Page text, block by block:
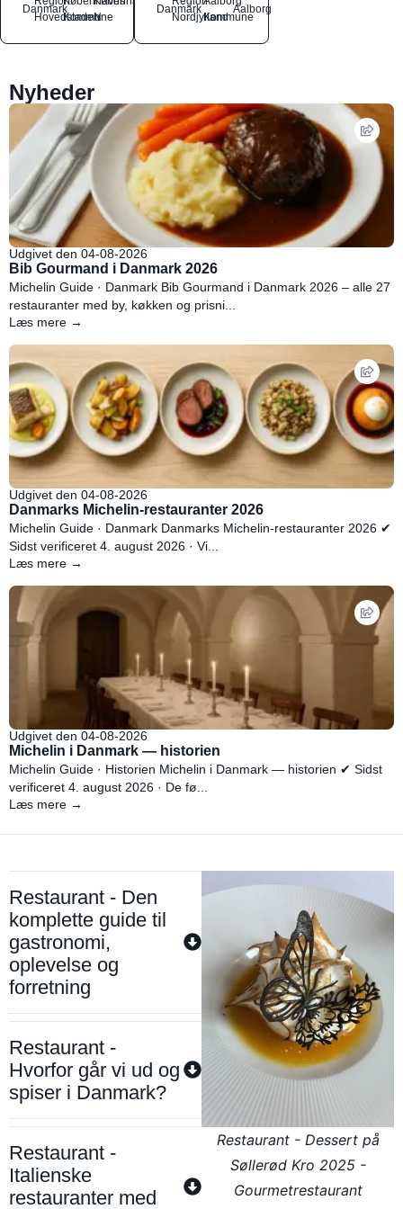
Danmark
Hovedstaden
Kommune
N
Danmark
NordjyllandKommune
Aalborg
Nyheder
Udgivet den 04-08-2026
Bib Gourmand i Danmark 2026
Michelin Guide · Danmark Bib Gourmand i Danmark 2026 – alle 27
restauranter med by, køkken og prisni...
Læs mere →
Udgivet den 04-08-2026
Danmarks Michelin-restauranter 2026
Michelin Guide · Danmark Danmarks Michelin-restauranter 2026 ✔
Sidst verificeret 4. august 2026 · Vi...
Læs mere →
Udgivet den 04-08-2026
Michelin i Danmark — historien
Michelin Guide · Historien Michelin i Danmark — historien ✔ Sidst
verificeret 4. august 2026 · De fø...
Læs mere →
Restaurant - Den
komplette guide til
gastronomi,
oplevelse og
forretning
Restaurant -
Hvorfor går vi ud og
spiser i Danmark?
Restaurant -
Italienske
restauranter med
Restaurant - Dessert på
Søllerød Kro 2025 -
Gourmetrestaurant